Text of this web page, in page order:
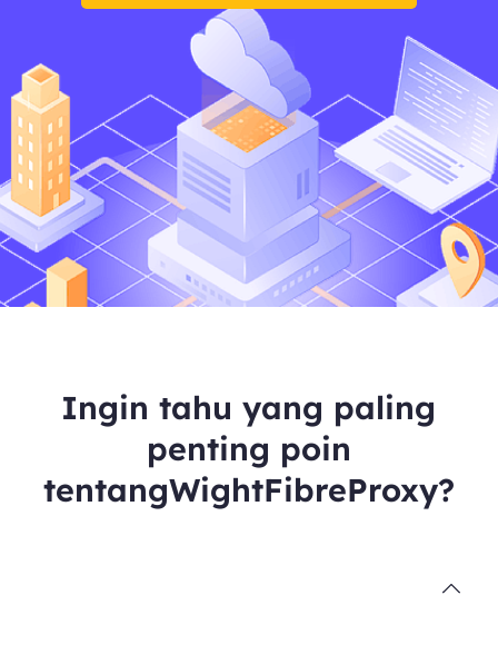
Ingin tahu yang paling
penting poin
tentangWightFibreProxy?